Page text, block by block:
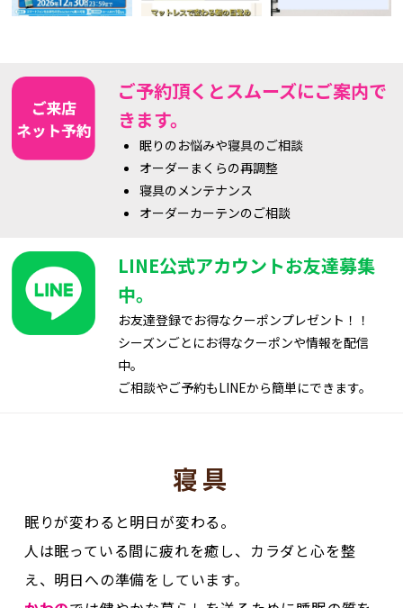
眠りのお悩みや寝具のご相談
オーダーまくらの再調整
寝具のメンテナンス
オーダーカーテンのご相談
LINE公式アカウントお友達募集
お友達登録でお得なクーポンプレゼント！！
シーズンごとにお得なクーポンや情報を配信
中。
ご相談やご予約もLINEから簡単にできます。
眠りが変わると明日が変わる。
え、明日への準備をしています。
かわのでは健やかな暮らしを送るために睡眠の質を
高めてくれる寝具をご提案しています。